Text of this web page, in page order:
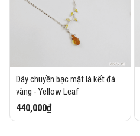
Dây chuyền bạc mặt lá kết đá
vàng - Yellow Leaf
440,000₫